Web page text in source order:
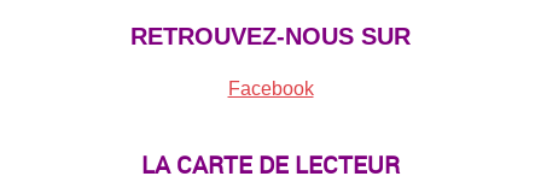
RETROUVEZ-NOUS SUR
Facebook
LA CARTE DE LECTEUR